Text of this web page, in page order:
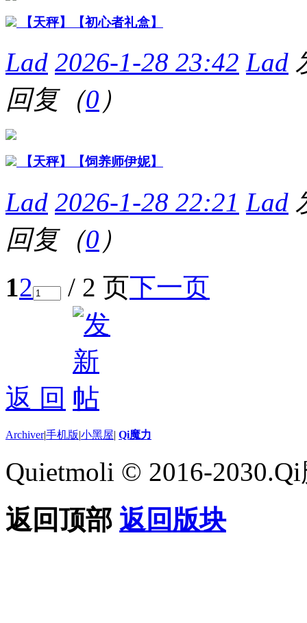
【天秤】【初心者礼盒】
Lad 2026-1-28 23:42 Lad
回复（0 ）
【天秤】【饲养师伊妮】
Lad 2026-1-28 22:21 Lad
回复（0 ）
12 / 2 页下一页
返 回
Archiver|手机版|小黑屋| Qi魔力
Quietmoli © 2016-
返回顶部 返回版块